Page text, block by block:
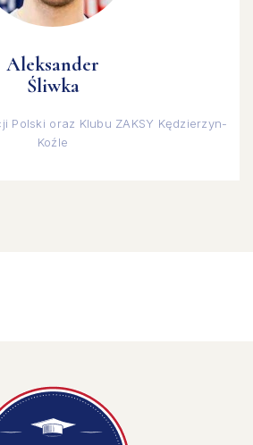
Aleksander
Śliwka
Polski oraz Klubu ZAKSY Kędzierzyn-
Koźle